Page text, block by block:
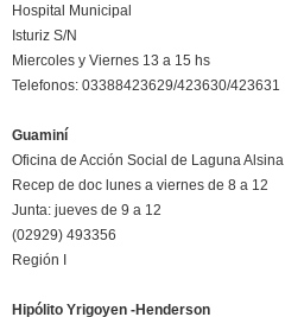
Hospital Municipal
Isturiz S/N
Miercoles y Viernes 13 a 15 hs
Telefonos: 03388423629/423630/423631
Guaminí
Oficina de Acción Social de Laguna
Recep de doc lunes a viernes de 8 a 12
Junta: jueves de 9 a 12
(02929) 493356
Región I
Hipólito Yrigoyen -Henderson